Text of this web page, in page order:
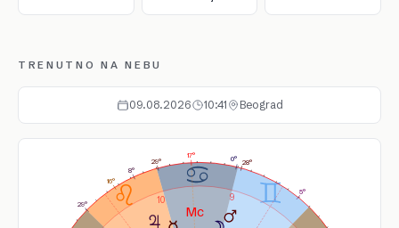
TRENUTNO NA NEBU
09.08.2026 10:41 Beograd
9
10
16°
0°
29°
28°
8°
5°
17°
29°